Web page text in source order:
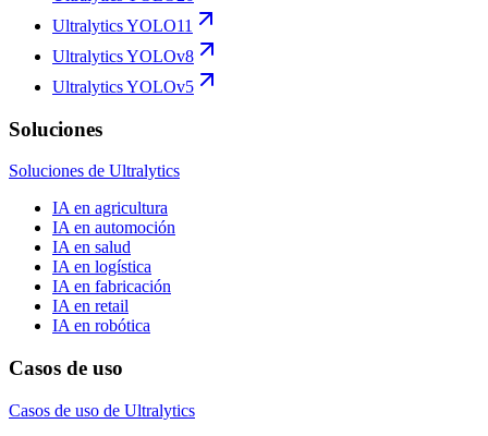
Ultralytics YOLO11
Ultralytics YOLOv8
Ultralytics YOLOv5
Soluciones
Soluciones de Ultralytics
IA en agricultura
IA en automoción
IA en salud
IA en logística
IA en fabricación
IA en retail
IA en robótica
Casos de uso
Casos de uso de Ultralytics